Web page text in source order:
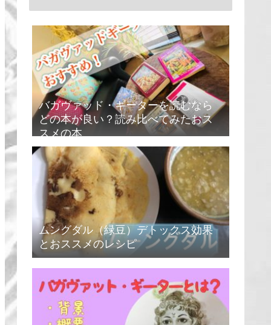
バガヴァッド・ギーターを読むなら
どの本が良い？読み比べてみたおス
スメの本
ムングダル（緑豆）デトックス効果
とおススメのレシピ